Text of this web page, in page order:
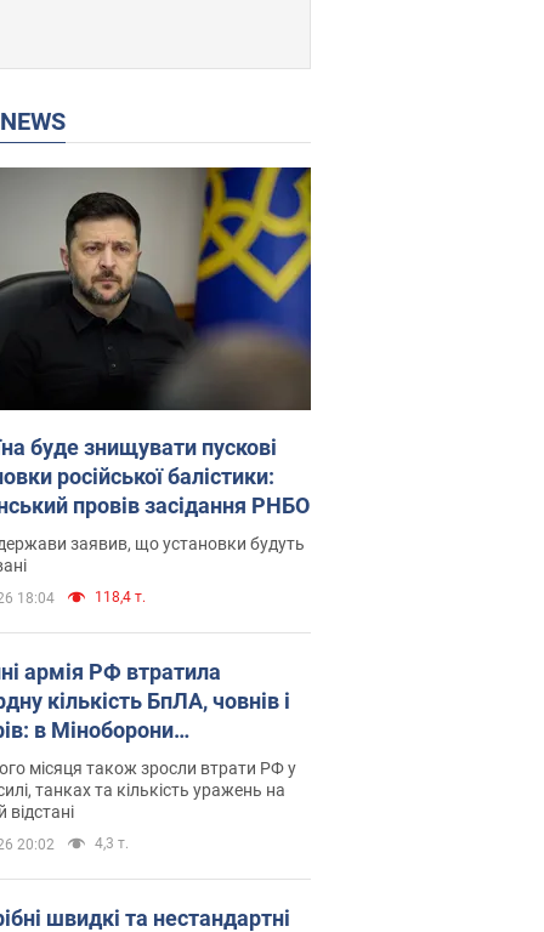
NEWS
буде знищувати пускові
російської балістики:
провів засідання РНБО
заявив, що установки будуть
18:04 118,4 т.
армія РФ втратила
кількість БпЛА, човнів і
в Міноборони
статистику
місяця також зросли втрати РФ у
танках та кількість уражень на
відстані
20:02 4,3 т.
швидкі та нестандартні